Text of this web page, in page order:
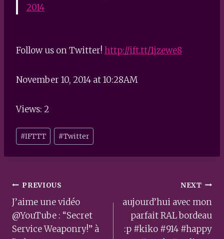
2014
Follow us on Twitter! http://ift.tt/1jzewe8
November 10, 2014 at 10:28AM
Views: 2
Post
Tags:
#IFTTT #Twitter
Post
navigation
PREVIOUS
J’aime une vidéo
@YouTube : “Secret
Service Weaponry!” à
NEXT
aujourd’hui avec mon
parfait RAL bordeau
:p #kiko #914 #happy